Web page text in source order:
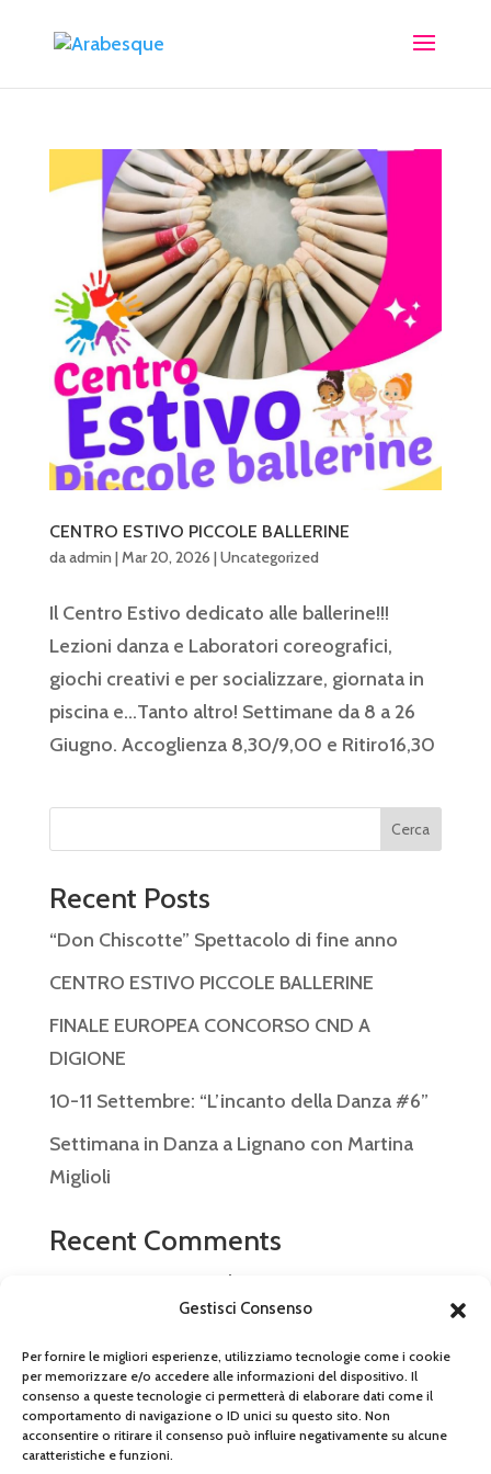
Gestisci Consenso
Per fornire le migliori esperienze, utilizziamo tecnologie come i cookie
per memorizzare e/o accedere alle informazioni del dispositivo. Il
consenso a queste tecnologie ci permetterà di elaborare dati come il
comportamento di navigazione o ID unici su questo sito. Non
acconsentire o ritirare il consenso può influire negativamente su alcune
caratteristiche e funzioni.
CENTRO ESTIVO PICCOLE BALLERINE
daadmin |Mar 20, 2026 |Uncategorized
Il Centro Estivo dedicato alle ballerine!!!
Lezioni danza e Laboratori coreografici,
giochi creativi e per socializzare, giornata in
piscina e…Tanto altro! Settimane da 8 a 26
Giugno. Accoglienza 8,30/9,00 e Ritiro16,30
Cerca
Recent Posts
“Don Chiscotte” Spettacolo di fine anno
CENTRO ESTIVO PICCOLE BALLERINE
FINALE EUROPEA CONCORSO CND A
DIGIONE
10-11 Settembre: “L’incanto della Danza #6”
Settimana in Danza a Lignano con Martina
Miglioli
Recent Comments
Nessun commento da mostrare.
© 2026 Arabesque Ballet Studio SSDRL P.IVA
03866540366 – Tel 059 472 0299 –